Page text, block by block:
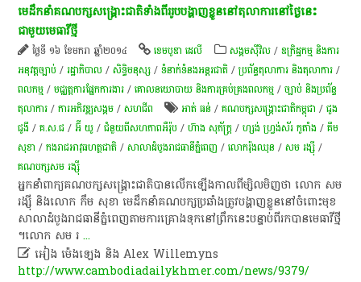
មេដឹកនាំ​គណបក្ស​សង្គ្រោះ​ជាតិ​ទាំង​ពីរ​រូប​បង្ហាញខ្លួន​នៅ​តុលាការ​នៅ​ថ្ងៃនេះ​
ជាមួយ​មេធាវី​ថ្មី​
ថ្ងៃទី ១៦ ខែមករា ឆ្នាំ២០១៤ ខេមបូឌា ដេលី សង្គមស៊ីវិល /ឧក្រិដ្ឋកម្ម និងការ
អនុវត្តច្បាប់ /រដ្ឋាភិបាល /សិទ្ធិមនុស្ស /ទំនាក់ទំនងអន្តរជាតិ /ប្រព័ន្ធតុលាការ និងតុលាការ /
ពល​កម្ម /មជ្ឈត្តការផ្នែកការងារ /គោលនយោបាយ និងការគ្រប់គ្រងពលកម្ម/ច្បាប់ និងប្រព័ន្ធ
តុលាការ /ការ​អភិវឌ្ឍ​សង្គម /សហជីព អាត់ ធន់ /គណបក្សសង្គ្រោះជាតិកម្ពុជា /ជូង
ជូងី /គ.ស.ជ /អ៊ី យូ /ជំនួយពីសហភាពអឺរ៉ុប /ហ៊ាង សុភ័ក្រ្ត /ហ្សង់ ហ្វ្រង់ស័រ កូតាំង/គឹម
សុខា /កងរាជអាវុធហត្ថជាតិ /សាលាដំបូងរាជធានីភ្នំពេញ /លោករ៉ុងឈុន /សម រង្ស៊ី /
គណបក្សសម រង្ស៊ី
អ្នកនាំពាក្យ​គណបក្ស​សង្គ្រោះ​ជាតិ​បាន​លើក​ឡើង​កាលពី​ម្សិលមិញ​ថា​ លោក​ សម​
រ​ង្ស៊ី​ និង​លោក​ កឹ​ម​ សុខា​ មេដឹកនាំ​គណបក្សប្រឆាំង​ត្រូវ​បង្ហាញខ្លួន​នៅ​ចំពោះ​មុខ​
សាលាដំបូង​រាជធានី​ភ្នំពេញ​តាម​ការ​គ្រោងទុក​នៅ​ព្រឹក​នេះ​បន្ទាប់​ពី​រកបាន​មេធាវី​ថ្មី​
។​ ​លោក​ សម​ រ...
 អៀង ម៉េងឡេង និង Alex Willemyns
http://www.cambodiadailykhmer.com/news/9379/